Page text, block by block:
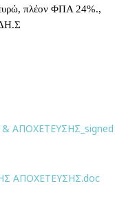
πλέον ΦΠΑ 24%.,
ΑΠΟΧΕΤΕΥΣΗΣ_signed
ΑΠΟΧΕΤΕΥΣΗΣ.doc